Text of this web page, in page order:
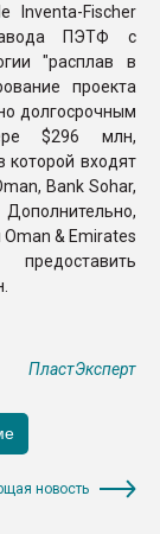
Inventa-Fischer
ПЭТФ с
"расплав в
проекта
долгосрочным
$296 млн,
которой входят
Bank Sohar,
& Emirates
ПластЭксперт
новость